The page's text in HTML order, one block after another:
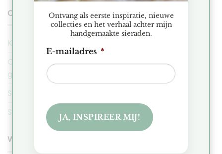
COBAJA NIEUWS
Kerstmarkt Historische Tuin Aalsmeer 2025
Ontdek de Hexa collectie: Minimalistische
geometrische sieraden
Sieraden Presentatie Favorieten
Sieraden voor de intuïtieve en zorgzame Kreeft
WORD EEN COBAJA VIP
Ontvang als eerste inspiratie, nieuwe
collecties en het verhaal achter mijn
handgemaakte sieraden.
E-mailadres *
JA, INSPIREER MIJ!